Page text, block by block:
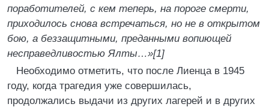
поработителей, с кем теперь, на пороге смерти,
приходилось снова встречаться, но не в открытом
бою, а беззащитными, преданными вопиющей
несправедливостью Ялты…»[1]
Необходимо отметить, что после Лиенца в 1945
году, когда трагедия уже совершилась,
продолжались выдачи из других лагерей и в других